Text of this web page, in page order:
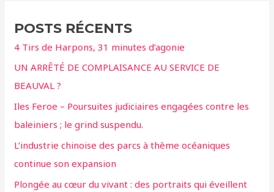
r
c
h
e
r
:
POSTS RÉCENTS
4 Tirs de Harpons, 31 minutes d’agonie
UN ARRÊTÉ DE COMPLAISANCE AU SERVICE DE
BEAUVAL ?
Iles Feroe – Poursuites judiciaires engagées contre les
baleiniers ; le grind suspendu.
L’industrie chinoise des parcs à thème océaniques
continue son expansion
Plongée au cœur du vivant : des portraits qui éveillent